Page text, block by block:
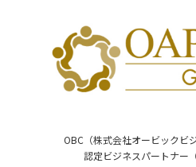
OBC（株式会社オービックビ
認定ビジネスパートナー